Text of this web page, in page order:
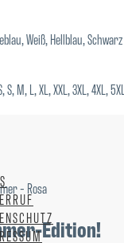
Edition!
Weiß, Hellblau, Schwarz
S, M, L, XL, XXL, 3XL, 4XL, 5XL